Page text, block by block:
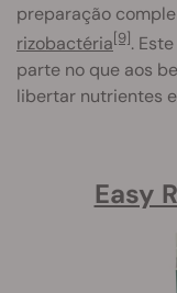
preparação
rizobactéria[9].
parte no que aos
libertar nutrientes
Easy